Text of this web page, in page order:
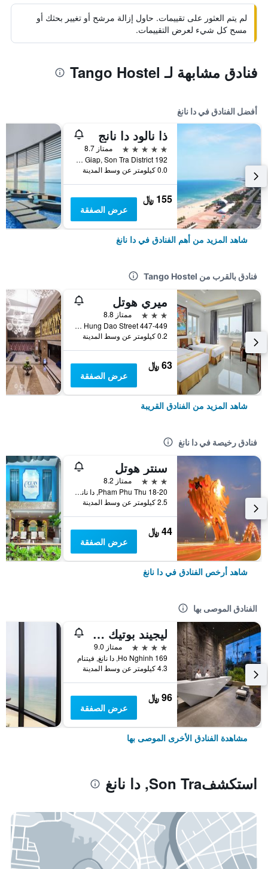
لم يتم العثور على تقييمات. حاول إزالة مرشح أو تغيير بحثك أو
مسح كل شيء لعرض التقييمات.
فنادق مشابهة لـ Tango Hostel
أفضل الفنادق في دا نانغ
ذا نالود دا نانج
5 نجوم
ممتاز 8.7
192 Vo Nguyen Giap, Son Tra District, دا نانغ, فيتنام
0.0 كيلومتر عن وسط المدينة
155 ﷼
عرض الصفقة
شاهد المزيد من أهم الفنادق في دا نانغ
فنادق بالقرب من Tango Hostel
ميري هوتل
3 نجوم
ممتاز 8.8
447-449 Tran Hung Dao Street, دا نانغ, فيتنام
0.2 كيلومتر عن وسط المدينة
63 ﷼
عرض الصفقة
شاهد المزيد من الفنادق القريبة
فنادق رخيصة في دا نانغ
سنتر هوتل
3 نجوم
ممتاز 8.2
18-20 Pham Phu Thu, دا نانغ, فيتنام
2.5 كيلومتر عن وسط المدينة
44 ﷼
عرض الصفقة
شاهد أرخص الفنادق في دا نانغ
الفنادق الموصى بها
ليجيند بوتيك هوتل
4 نجوم
ممتاز 9.0
169 Ho Nghinh, دا نانغ, فيتنام
4.3 كيلومتر عن وسط المدينة
96 ﷼
عرض الصفقة
مشاهدة الفنادق الأخرى الموصى بها
استكشفSon Tra, دا نانغ